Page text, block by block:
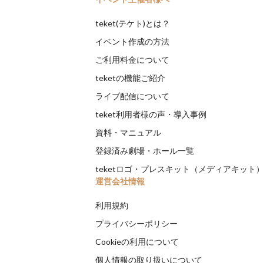
teket(テケト)とは？
イベント作成の方法
ご利用料金について
teketの機能ご紹介
ライブ配信について
teket利用者様の声・導入事例
資料・マニュアル
登録済み劇場・ホール一覧
teketロゴ・プレスキット（メディアキット）
運営会社情報
利用規約
プライバシーポリシー
Cookieの利用について
個人情報の取り扱いについて